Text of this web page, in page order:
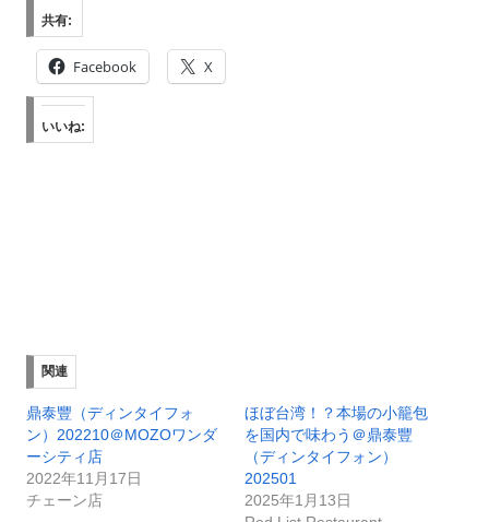
共有:
Facebook X
いいね:
関連
鼎泰豐（ディンタイフォ
ン）202210＠MOZOワンダ
ーシティ店
2022年11月17日
チェーン店
ほぼ台湾！？本場の小籠包
を国内で味わう＠鼎泰豐
（ディンタイフォン）
202501
2025年1月13日